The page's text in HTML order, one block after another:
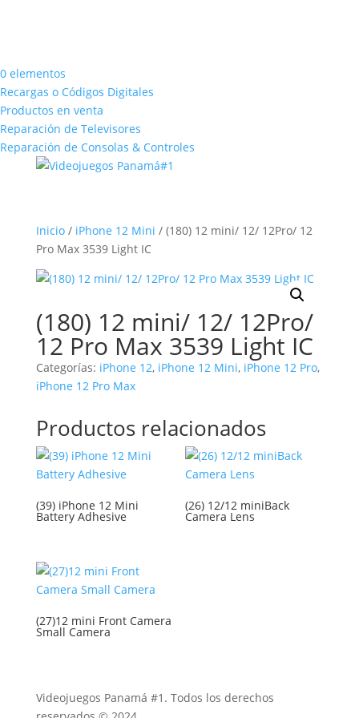
0 elementos
Recargas o Códigos Digitales
Productos en venta
Reparación de Televisores
Reparación de Consolas & Controles
Inicio/ iPhone 12 Mini / (180) 12 mini/ 12/ 12Pro/ 12
Pro Max 3539 Light IC
(180) 12 mini/ 12/ 12Pro/
12 Pro Max 3539 Light IC
Categorías: iPhone 12, iPhone 12 Mini, iPhone 12 Pro,
iPhone 12 Pro Max
Productos relacionados
(39) iPhone 12 Mini
Battery Adhesive
(26) 12/12 miniBack
Camera Lens
(27)12 mini Front Camera
Small Camera
Videojuegos Panamá #1. Todos los derechos